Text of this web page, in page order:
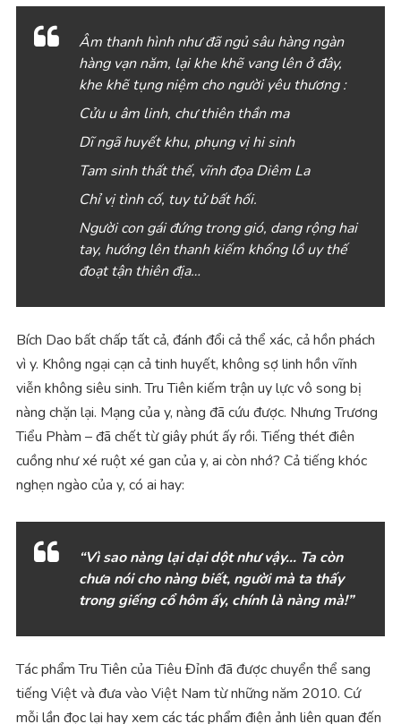
Âm thanh hình như đãngủsâu hàng ngàn
hàng vạn năm, lại khe khẽvang lênởđây,
khe khẽtụng niệm cho người yêu thương :
Cửu uâm linh, chưthiên thần ma
Dĩ ngã huyết khu, phụng vịhi sinh
Tam sinh thất thế, vĩnhđọa Diêm La
Chỉvịtình cố, tuy tửbất hối.
Người con gáiđứng trong gió, dang rộng hai
tay, hướng lên thanh kiếm khổng lồuy thế
đoạt tận thiênđịa…
Bích Dao bất chấp tất cả, đánh đổi cả thể xác, cả hồn phách
vì y. Không ngại cạn cả tinh huyết, không sợ linh hồn vĩnh
viễn không siêu sinh. Tru Tiên kiếm trận uy lực vô song bị
nàng chặn lại. Mạng của y, nàng đã cứu được. Nhưng Trương
Tiểu Phàm – đã chết từ giây phút ấy rồi. Tiếng thét điên
cuồng như xé ruột xé gan của y, ai còn nhớ? Cả tiếng khóc
nghẹn ngào của y, có ai hay:
“Vì sao nàng lại dại dột nhưvậy…Ta còn
chưa nói cho nàng biết, người màta thấy
trong giếng cổhômấy, chính lànàng mà!”
Tác phẩm Tru Tiên của Tiêu Đỉnh đã được chuyển thể sang
tiếng Việt và đưa vào Việt Nam từ những năm 2010. Cứ
mỗi lần đọc lại hay xem các tác phẩm điện ảnh liên quan đến